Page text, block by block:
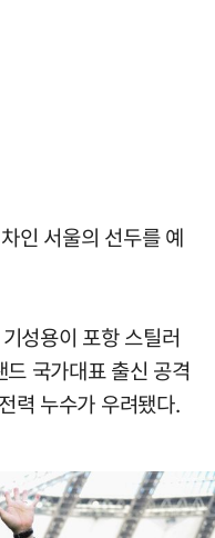
인 서울의 선두를 예
성용이 포항 스틸러
국가대표 출신 공격
력 누수가 우려됐다.